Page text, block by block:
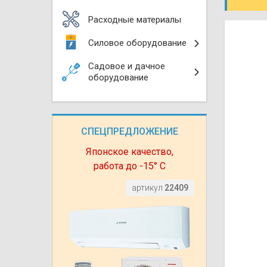
Расходные материалы
Силовое оборудование
Садовое и дачное
оборудование
СПЕЦПРЕДЛОЖЕНИЕ
Японское качество,
работа до -15° С
артикул 22409
VRF
Компрессорно-
Чиллеры
Сушилки для рук
Бензотриммеры
Газонокосилки
Газонокосилки
Измельчители